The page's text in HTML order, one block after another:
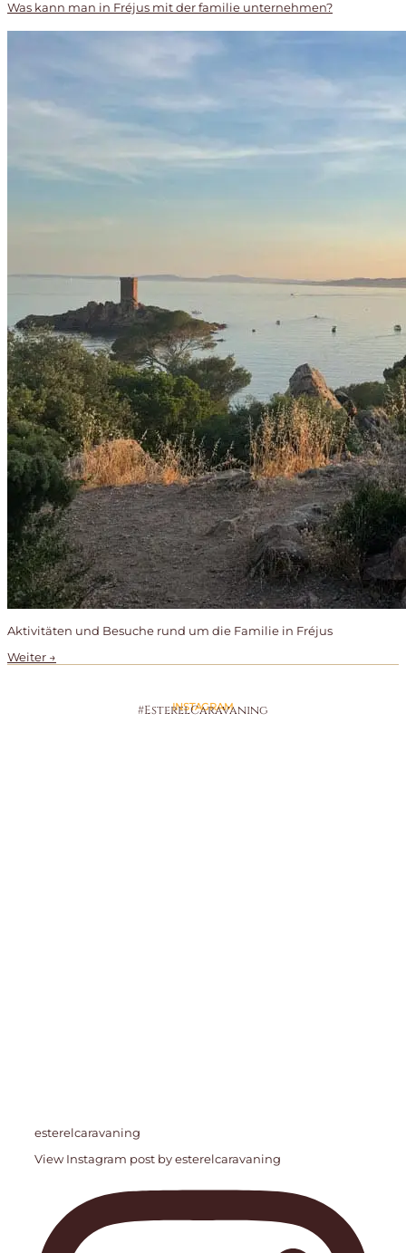
Was kann man in Fréjus mit der familie unternehmen?
Aktivitäten und Besuche rund um die Familie in Fréjus
Weiter →
INSTAGRAM
#EsterelCaravaning
esterelcaravaning
View Instagram post by esterelcaravaning